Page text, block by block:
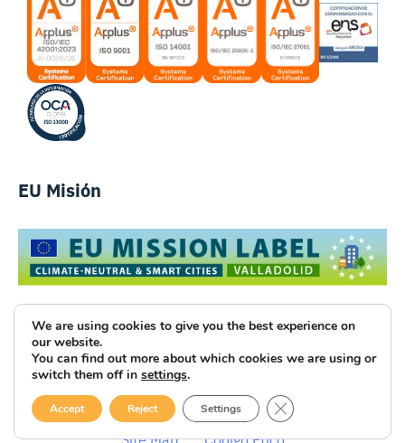
EU Misión
Luce Innovative Technologies
Aviso Legal
Política de Privacidad
We are using cookies to give you the best experience on
our website.
You can find out more about which cookies we are using or
switch them off in settings.
Accept Reject Settings CERRAR EL